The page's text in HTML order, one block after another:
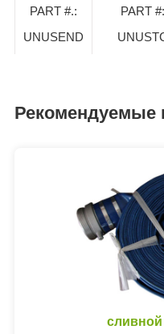
PART #.:
UNUSEND
PART #:
Рекомендуемые